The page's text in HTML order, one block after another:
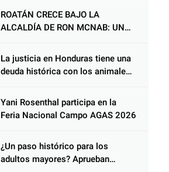
ROATÁN CRECE BAJO LA
ALCALDÍA DE RON MCNAB: UN
COMUNIDAD Y DEL PARTIDO
LIBERAL
La justicia en Honduras tiene una
deuda histórica con los animales,
peso de la ley al responsable de
Choloma es consolidar un Estado
que protege al verdugo y
Yani Rosenthal participa en la
Feria Nacional Campo AGAS 2026
¿Un paso histórico para los
adultos mayores? Aprueban